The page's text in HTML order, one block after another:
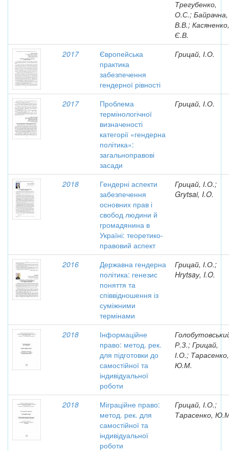
Трегубенко,
О.С.; Байрачна,
В.В.; Касяненко,
Є.В.
2017
Європейська
практика
забезпечення
гендерної рівності
Грицай, І.О.
2017
Проблема
термінологічної
визначеності
категорії «гендерна
політика»:
загальноправові
засади
Грицай, І.О.
2018
Гендерні аспекти
забезпечення
основних прав і
свобод людини й
громадянина в
Україні: теоретико-
правовий аспект
Грицай, І.О.;
Grytsai, I.O.
2016
Державна гендерна
політика: генезис
поняття та
співвідношення із
суміжними
термінами
Грицай, І.О.;
Hrytsaу, I.O.
2018
Інформаційне
право: метод. рек.
для підготовки до
самостійної та
індивідуальної
роботи
Р.З.; Грицай,
І.О.; Тарасенко,
Ю.М.
2018
Міграційне право:
метод. рек. для
самостійної та
індивідуальної
роботи
Грицай, І.О.;
Тарасенко,